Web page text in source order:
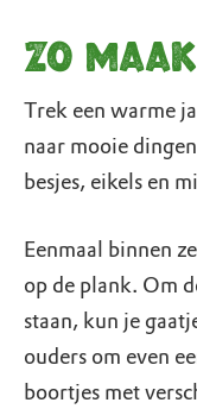
Zo
Trek een warme
naar mooie
besjes, eikels en
Eenmaal binnen
op de plank. Om
staan, kun je
ouders om even
boortjes met